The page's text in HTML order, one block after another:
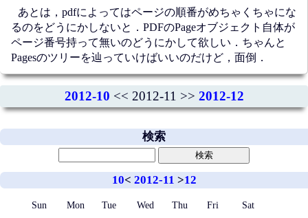
あとは，pdfによってはページの順番がめちゃくちゃにな
るのをどうにかしないと．PDFのPageオブジェクト自体が
ページ番号持って無いのどうにかして欲しい．ちゃんと
Pagesのツリーを辿っていけばいいのだけど，面倒．
2012-10 << 2012-11 >> 2012-12
検索
10< 2012-11 >12
Sun Mon Tue Wed Thu Fri Sat